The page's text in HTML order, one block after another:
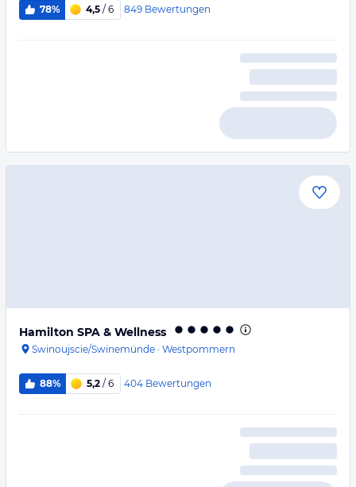
78% 4,5 / 6 849 Bewertungen
Hamilton SPA & Wellness
Swinoujscie/Swinemünde · Westpommern
88% 5,2 / 6 404 Bewertungen